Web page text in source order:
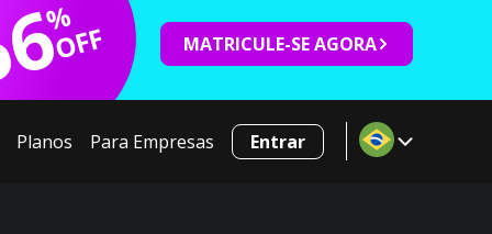
%
OFF MATRICULE-SE AGORA
Planos Para Empresas Entrar